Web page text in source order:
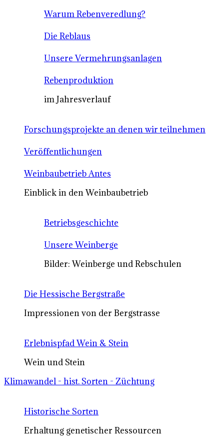
Warum Rebenveredlung?
Die Reblaus
Unsere Vermehrungsanlagen
Rebenproduktion
im Jahresverlauf
Forschungsprojekte an denen wir teilnehmen
Veröffentlichungen
Weinbaubetrieb Antes
Einblick in den Weinbaubetrieb
Betriebsgeschichte
Unsere Weinberge
Bilder: Weinberge und Rebschulen
Die Hessische Bergstraße
Impressionen von der Bergstrasse
Erlebnispfad Wein & Stein
Wein und Stein
Klimawandel - hist. Sorten - Züchtung
Historische Sorten
Erhaltung genetischer Ressourcen